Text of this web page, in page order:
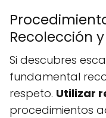
Recolección
Si descubres
fundamental
respeto. Utilizar
procedimientos